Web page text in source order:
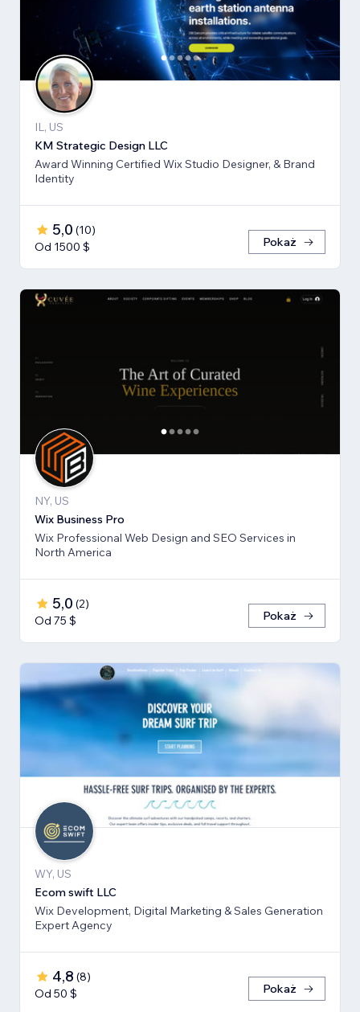
IL, US
KM Strategic Design LLC
Award Winning Certified Wix Studio Designer, & Brand
Identity
5,0 (10)
Od 1500 $
Pokaż
NY, US
Wix Business Pro
Wix Professional Web Design and SEO Services in
North America
5,0 (2)
Od 75 $
Pokaż
WY, US
Ecom swift LLC
Wix Development, Digital Marketing & Sales Generation
Expert Agency
4,8 (8)
Od 50 $
Pokaż